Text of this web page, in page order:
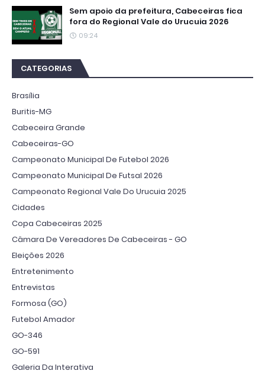
Sem apoio da prefeitura, Cabeceiras fica
fora do Regional Vale do Urucuia 2026
09:24
CATEGORIAS
Brasília
Buritis-MG
Cabeceira Grande
Cabeceiras-GO
Campeonato Municipal De Futebol 2026
Campeonato Municipal De Futsal 2026
Campeonato Regional Vale Do Urucuia 2025
Cidades
Copa Cabeceiras 2025
Câmara De Vereadores De Cabeceiras - GO
Eleições 2026
Entretenimento
Entrevistas
Formosa (GO)
Futebol Amador
GO-346
GO-591
Galeria Da Interativa